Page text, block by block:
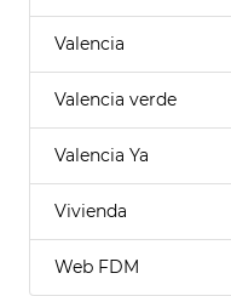
Valencia
Valencia verde
Valencia Ya
Vivienda
Web FDM